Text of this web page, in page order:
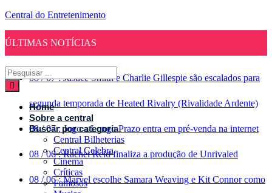
Central do Entretenimento
ÚLTIMAS NOTÍCIAS
08 / 07 : Justice Smith e Charlie Gillespie são escalados para
segunda temporada de Heated Rivalry (Rivalidade Ardente)
08 / 07 : Jogo a Longo Prazo entra em pré-venda na internet
08 / 06 : Rachel Reid finaliza a produção de Unrivaled
08 / 06 : Marvel escolhe Samara Weaving e Kit Connor como
Home
Sobre a central
Buscar por categoria
Central Bilheterias
Central Celebra
Cinema
Críticas
Famosos